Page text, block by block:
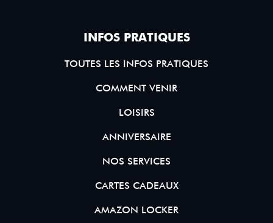
INFOS PRATIQUES
TOUTES LES INFOS PRATIQUES
COMMENT VENIR
LOISIRS
ANNIVERSAIRE
NOS SERVICES
CARTES CADEAUX
AMAZON LOCKER